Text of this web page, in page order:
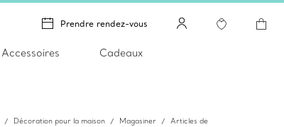
Prendre rendez-vous
Accessoires Cadeaux
Décoration pour la maison Magasiner
Articles de